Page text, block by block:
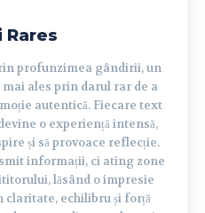
Rares
profunzimea gândirii, un
ales prin darul rar de a
autentică. Fiecare text
o experiență intensă,
și să provoace reflecție.
informații, ci ating zone
lăsând o impresie
claritate, echilibru și forță